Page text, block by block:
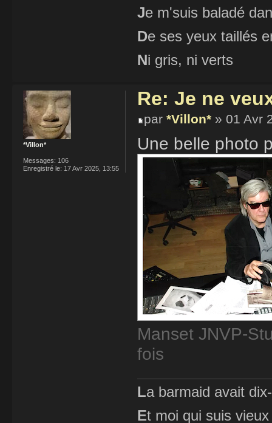
Je m'suis baladé
De ses yeux taillés
Ni gris, ni verts
Re: Je ne
par *Villon* » 01 Avr
Une belle photo
Manset JNVP-
fois
La barmaid avait
Et moi qui suis
*Villon*
Messages: 106
Enregistré le: 17 Avr 2025, 13:55